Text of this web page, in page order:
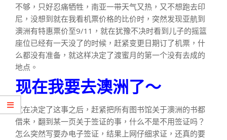
不够，只好忍痛牺牲，南亚一带天气又热，又不想跑去印
尼，没想到就在我看机票价格的比价时，突然发现亚航到
澳洲有特惠票价至9/11，就在犹豫不决时看到儿子的摇篮
座位已经有一天没了的时候，赶紧变更日期订了机票，什
么都没有准备，就这样决定了渡蜜月的第一个没有去成的
地点。
现在我要去澳洲了～
就在决定了这事之后，赶紧把所有图书馆关于澳洲的书都
借来，翻到某一页关于签证的事，什么不是不用签证吗？
怎么突然写要办电子签证，结果上网仔细求证，还真的要